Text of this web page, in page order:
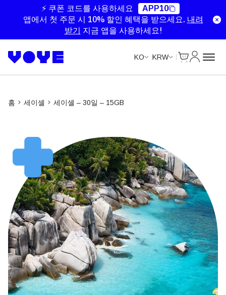
⚡ 쿠폰 코드를 사용하세요
APP10
앱에서 첫 주문 시 10% 할인 혜택을 받으세요. 내려
받기
지금 앱을 사용하세요!
KO KRW
홈 세이셸 세이셸 – 30일 – 15GB